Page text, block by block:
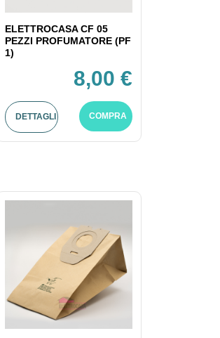
ELETTROCASA CF 05
PEZZI PROFUMATORE (PF
1)
8,00 €
DETTAGLI COMPRA